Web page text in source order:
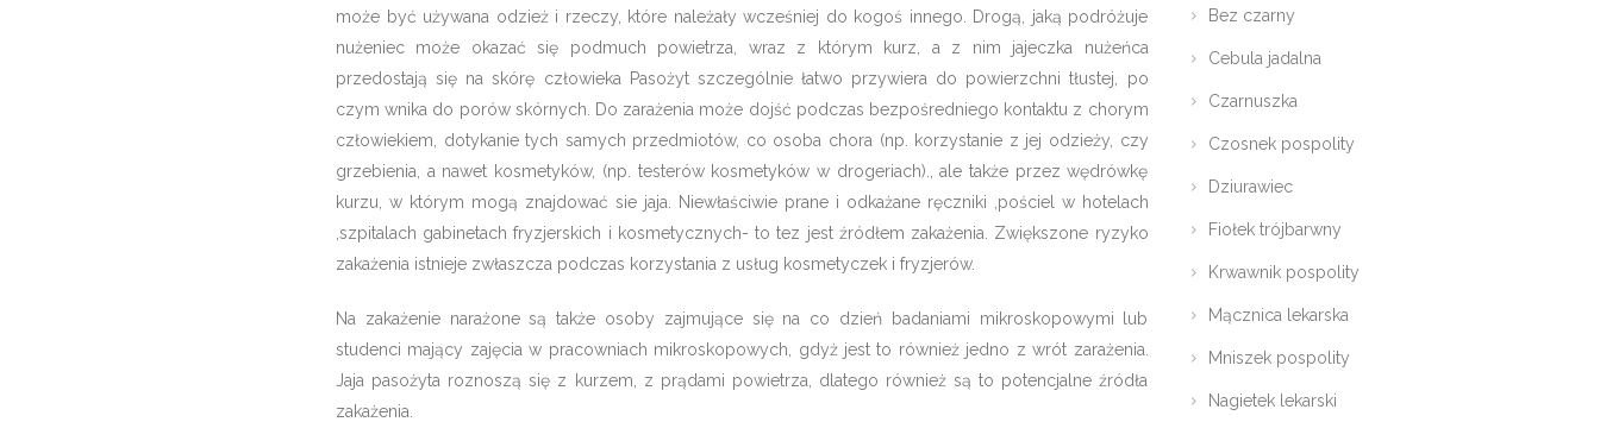
może być używana odzież i rzeczy, które należały wcześniej do kogoś innego. Drogą, jaką podróżuje
nużeniec może okazać się podmuch powietrza, wraz z którym kurz, a z nim jajeczka nużeńca
przedostają się na skórę człowieka Pasożyt szczególnie łatwo przywiera do powierzchni tłustej, po
czym wnika do porów skórnych. Do zarażenia może dojść podczas bezpośredniego kontaktu z chorym
człowiekiem, dotykanie tych samych przedmiotów, co osoba chora (np. korzystanie z jej odzieży, czy
grzebienia, a nawet kosmetyków, (np. testerów kosmetyków w drogeriach)., ale także przez wędrówkę
kurzu, w którym mogą znajdować sie jaja. Niewłaściwie prane i odkażane ręczniki ,pościel w hotelach
,szpitalach gabinetach fryzjerskich i kosmetycznych- to tez jest źródłem zakażenia. Zwiększone ryzyko
zakażenia istnieje zwłaszcza podczas korzystania z usług kosmetyczek i fryzjerów.
Na zakażenie narażone są także osoby zajmujące się na co dzień badaniami mikroskopowymi lub
studenci mający zajęcia w pracowniach mikroskopowych, gdyż jest to również jedno z wrót zarażenia.
Jaja pasożyta roznoszą się z kurzem, z prądami powietrza, dlatego również są to potencjalne źródła
zakażenia.
Bez czarny
Cebula jadalna
Czarnuszka
Czosnek pospolity
Dziurawiec
Fiołek trójbarwny
Krwawnik pospolity
Mącznica lekarska
Mniszek pospolity
Nagietek lekarski